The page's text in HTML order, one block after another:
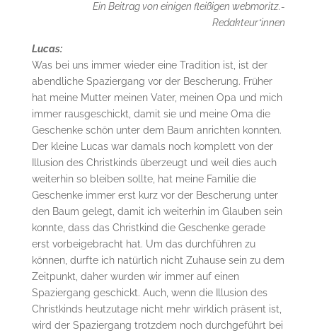
Ein Beitrag von einigen fleißigen webmoritz.-
Redakteur*innen
Lucas:
Was bei uns immer wieder eine Tradition ist, ist der
abendliche Spaziergang vor der Bescherung. Früher
hat meine Mutter meinen Vater, meinen Opa und mich
immer rausgeschickt, damit sie und meine Oma die
Geschenke schön unter dem Baum anrichten konnten.
Der kleine Lucas war damals noch komplett von der
Illusion des Christkinds überzeugt und weil dies auch
weiterhin so bleiben sollte, hat meine Familie die
Geschenke immer erst kurz vor der Bescherung unter
den Baum gelegt, damit ich weiterhin im Glauben sein
konnte, dass das Christkind die Geschenke gerade
erst vorbeigebracht hat. Um das durchführen zu
können, durfte ich natürlich nicht Zuhause sein zu dem
Zeitpunkt, daher wurden wir immer auf einen
Spaziergang geschickt. Auch, wenn die Illusion des
Christkinds heutzutage nicht mehr wirklich präsent ist,
wird der Spaziergang trotzdem noch durchgeführt bei